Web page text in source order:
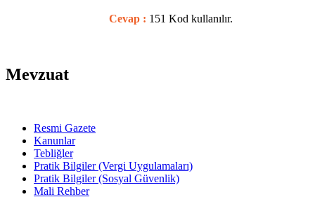
Cevap : 151 Kod kullanılır.
Mevzuat
Resmi Gazete
Kanunlar
Tebliğler
Pratik Bilgiler (Vergi Uygulamaları)
Pratik Bilgiler (Sosyal Güvenlik)
Mali Rehber